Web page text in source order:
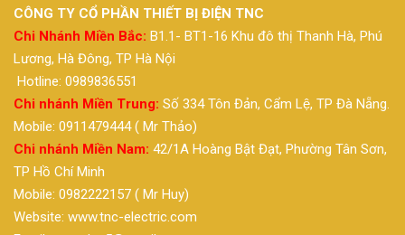
CÔNG TY CỔ PHẦN THIẾT BỊ ĐIỆN TNC
Chi Nhánh Miền Bắc: B1.1- BT1-16 Khu đô thị Thanh Hà, Phú
Lương, Hà Đông, TP Hà Nội
Hotline: 0989836551
Chi nhánh Miền Trung: Số 334 Tôn Đản, Cẩm Lệ, TP Đà Nẵng.
Mobile: 0911479444 ( Mr Thảo)
Chi nhánh Miền Nam: 42/1A Hoàng Bật Đạt, Phường Tân Sơn,
TP Hồ Chí Minh
Mobile: 0982222157 ( Mr Huy)
Website: www.tnc-electric.com